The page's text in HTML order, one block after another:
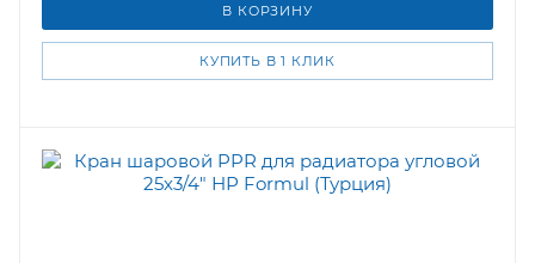
В КОРЗИНУ
КУПИТЬ В 1 КЛИК